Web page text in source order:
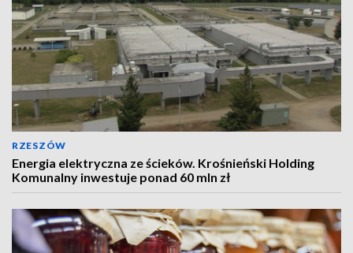
RZESZÓW
Energia elektryczna ze ścieków. Krośnieński Holding
Komunalny inwestuje ponad 60 mln zł